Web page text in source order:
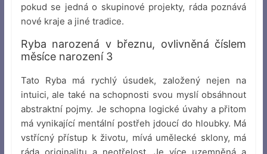
pokud se jedná o skupinové projekty, ráda poznává
nové kraje a jiné tradice.
Ryba narozená v březnu, ovlivněná číslem
měsíce narození 3
Tato Ryba má rychlý úsudek, založený nejen na
intuici, ale také na schopnosti svou myslí obsáhnout
abstraktní pojmy. Je schopna logické úvahy a přitom
má vynikající mentální postřeh jdoucí do hloubky. Má
vstřícný přístup k životu, mívá umělecké sklony, má